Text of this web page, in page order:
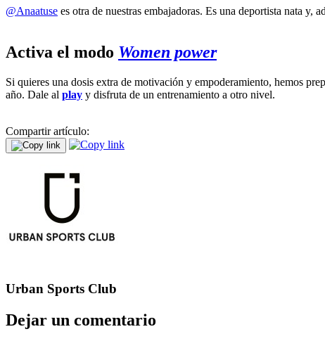
@Anaatuse es otra de nuestras embajadoras. Es una deportista nata y,
Activa el modo Women power
Si quieres una dosis extra de motivación y empoderamiento, hemos
año. Dale al play y disfruta de un entrenamiento a otro nivel.
Compartir artículo:
Urban Sports Club
Dejar un comentario